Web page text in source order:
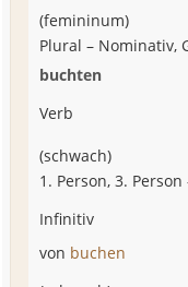
(femininum)
Plural – Nominativ,
buchten
Verb
(schwach)
1. Person, 3. Person
Infinitiv
von buchen